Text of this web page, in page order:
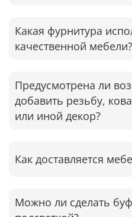
Какая фурнитура
качественной мебели?
Предусмотрена ли
добавить резьбу,
или иной декор?
Как доставляется
Можно ли сделать